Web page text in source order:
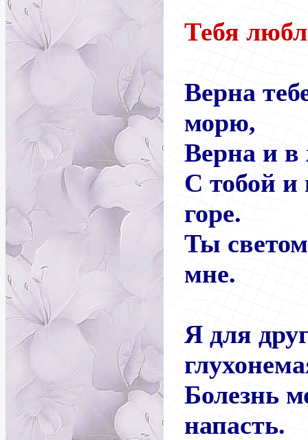
Тебя
Верна
морю,
Верна и в
С тобой и
горе.
Ты
мне.
Я для
Болезнь
напасть.